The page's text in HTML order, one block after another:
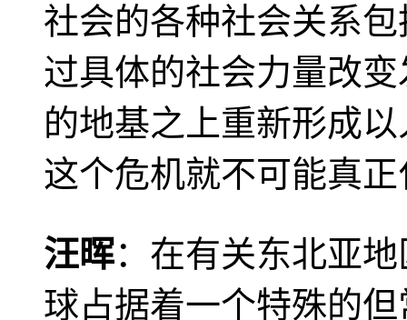
社会的各种社会关系
过具体的社会力量改
的地基之上重新形成
这个危机就不可能真
汪晖：在有关东北亚
球占据着一个特殊的